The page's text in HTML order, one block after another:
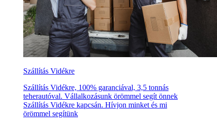
Szállítás Vidékre
Szállítás Vidékre, 100% garanciával, 3,5 tonnás
teherautóval. Vállalkozásunk örömmel segít önnek
Szállítás Vidékre kapcsán. Hívjon minket és mi
örömmel segítünk